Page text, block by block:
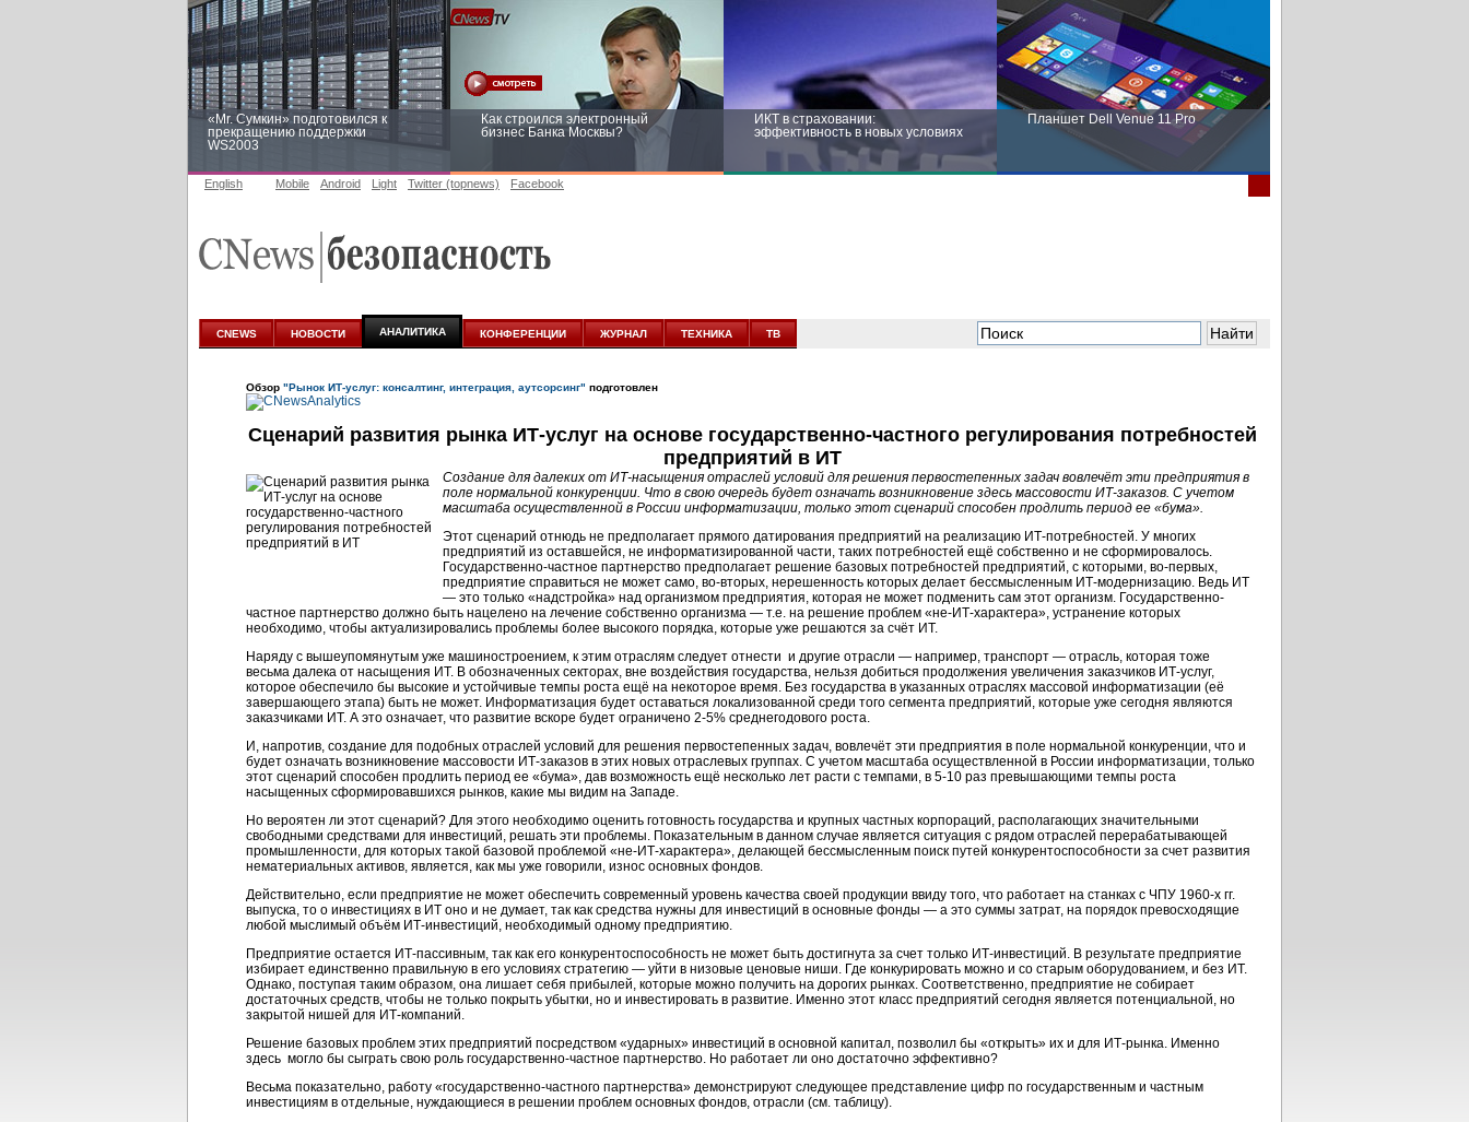
«Mr. Сумкин» подготовился к
прекращению поддержки
WS2003
Как строился электронный
бизнес Банка Москвы?
ИКТ в страховании:
эффективность в новых условиях
Планшет Dell Venue 11 Pro
аналитике
новых условиях
English Mobile Android Light Twitter (topnews) Facebook
CNEWS НОВОСТИ АНАЛИТИКА КОНФЕРЕНЦИИ ЖУРНАЛ ТЕХНИКА ТВ
Обзор "Рынок ИТ-услуг: консалтинг, интеграция, аутсорсинг" подготовлен
Сценарий развития рынка ИТ-услуг на основе государственно-частного регулирования потребностей
предприятий в ИТ
Создание для далеких от ИТ-насыщения отраслей условий для решения первостепенных задач вовлечёт эти предприятия в
поле нормальной конкуренции. Что в свою очередь будет означать возникновение здесь массовости ИТ-заказов. С учетом
масштаба осуществленной в России информатизации, только этот сценарий способен продлить период ее «бума».
Этот сценарий отнюдь не предполагает прямого датирования предприятий на реализацию ИТ-потребностей. У многих
предприятий из оставшейся, не информатизированной части, таких потребностей ещё собственно и не сформировалось.
Государственно-частное партнерство предполагает решение базовых потребностей предприятий, с которыми, во-первых,
предприятие справиться не может само, во-вторых, нерешенность которых делает бессмысленным ИТ-модернизацию. Ведь ИТ
— это только «надстройка» над организмом предприятия, которая не может подменить сам этот организм. Государственно-
частное партнерство должно быть нацелено на лечение собственно организма — т.е. на решение проблем «не-ИТ-характера», устранение которых
необходимо, чтобы актуализировались проблемы более высокого порядка, которые уже решаются за счёт ИТ.
Наряду с вышеупомянутым уже машиностроением, к этим отраслям следует отнести и другие отрасли — например, транспорт — отрасль, которая тоже
весьма далека от насыщения ИТ. В обозначенных секторах, вне воздействия государства, нельзя добиться продолжения увеличения заказчиков ИТ-услуг,
которое обеспечило бы высокие и устойчивые темпы роста ещё на некоторое время. Без государства в указанных отраслях массовой информатизации (её
завершающего этапа) быть не может. Информатизация будет оставаться локализованной среди того сегмента предприятий, которые уже сегодня являются
заказчиками ИТ. А это означает, что развитие вскоре будет ограничено 2-5% среднегодового роста.
И, напротив, создание для подобных отраслей условий для решения первостепенных задач, вовлечёт эти предприятия в поле нормальной конкуренции, что и
будет означать возникновение массовости ИТ-заказов в этих новых отраслевых группах. С учетом масштаба осуществленной в России информатизации, только
этот сценарий способен продлить период ее «бума», дав возможность ещё несколько лет расти с темпами, в 5-10 раз превышающими темпы роста
насыщенных сформировавшихся рынков, какие мы видим на Западе.
Но вероятен ли этот сценарий? Для этого необходимо оценить готовность государства и крупных частных корпораций, располагающих значительными
свободными средствами для инвестиций, решать эти проблемы. Показательным в данном случае является ситуация с рядом отраслей перерабатывающей
промышленности, для которых такой базовой проблемой «не-ИТ-характера», делающей бессмысленным поиск путей конкурентоспособности за счет развития
нематериальных активов, является, как мы уже говорили, износ основных фондов.
Действительно, если предприятие не может обеспечить современный уровень качества своей продукции ввиду того, что работает на станках с ЧПУ 1960-х гг.
выпуска, то о инвестициях в ИТ оно и не думает, так как средства нужны для инвестиций в основные фонды — а это суммы затрат, на порядок превосходящие
любой мыслимый объём ИТ-инвестиций, необходимый одному предприятию.
Предприятие остается ИТ-пассивным, так как его конкурентоспособность не может быть достигнута за счет только ИТ-инвестиций. В результате предприятие
избирает единственно правильную в его условиях стратегию — уйти в низовые ценовые ниши. Где конкурировать можно и со старым оборудованием, и без ИТ.
Однако, поступая таким образом, она лишает себя прибылей, которые можно получить на дорогих рынках. Соответственно, предприятие не собирает
достаточных средств, чтобы не только покрыть убытки, но и инвестировать в развитие. Именно этот класс предприятий сегодня является потенциальной, но
закрытой нишей для ИТ-компаний.
Решение базовых проблем этих предприятий посредством «ударных» инвестиций в основной капитал, позволил бы «открыть» их и для ИТ-рынка. Именно
здесь могло бы сыграть свою роль государственно-частное партнерство. Но работает ли оно достаточно эффективно?
Весьма показательно, работу «государственно-частного партнерства» демонстрируют следующее представление цифр по государственным и частным
инвестициям в отдельные, нуждающиеся в решении проблем основных фондов, отрасли (см. таблицу).